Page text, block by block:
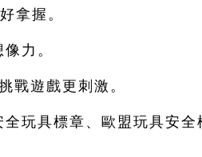
拿握。
力。
戰遊戲更刺激。
玩具標章、歐盟玩具安全